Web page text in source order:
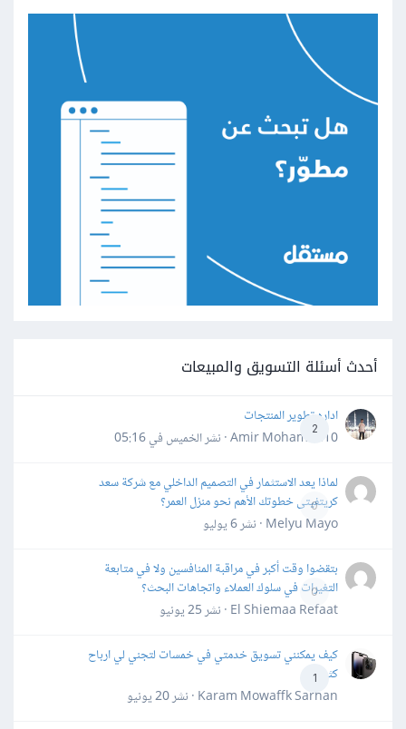
أحدث أسئلة التسويق والمبيعات
2
اداره تطوير المنتجات
Amir Mohamed10 · نشر
الخميس في 05:16
0
لماذا يعد الاستثمار في التصميم الداخلي مع شركة سعد
كريتفيتى خطوتك الأهم نحو منزل العمر؟
Melyu Mayo · نشر
6 يوليو
0
بتقضوا وقت أكبر في مراقبة المنافسين ولا في متابعة
التغيرات في سلوك العملاء واتجاهات البحث؟
El Shiemaa Refaat · نشر
25 يونيو
1
كيف يمكنني تسويق خدمتي في خمسات لتجني لي ارباح
كثيرة
Karam Mowaffk Sarhan · نشر
20 يونيو